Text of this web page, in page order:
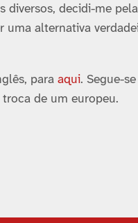
diversos, decidi-me pela
uma alternativa
paraaqui. Segue-
de um europeu.